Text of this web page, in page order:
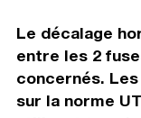
Le décalage
entre les 2
concernés.
sur la norme